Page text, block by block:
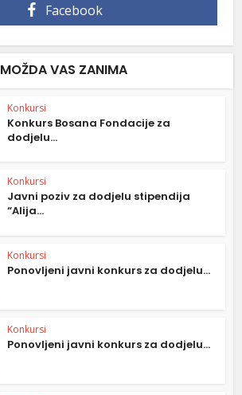
Facebook
MOŽDA VAS ZANIMA
Konkursi
Konkurs Bosana Fondacije za
dodjelu...
Konkursi
Javni poziv za dodjelu stipendija
“Alija...
Konkursi
Ponovljeni javni konkurs za dodjelu...
Konkursi
Ponovljeni javni konkurs za dodjelu...